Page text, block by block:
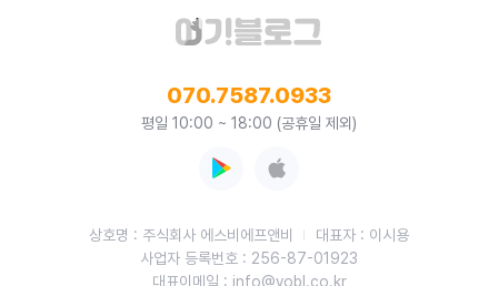
070.7587.0933
평일 10:00 ~ 18:00 (공휴일 제외)
상호명 : 주식회사 에스비에프앤비
대표자 : 이시용
사업자 등록번호 : 256-87-01923
대표이메일 : info@yobl.co.kr